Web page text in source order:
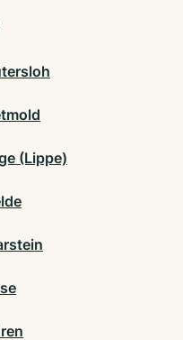
(Lippe)